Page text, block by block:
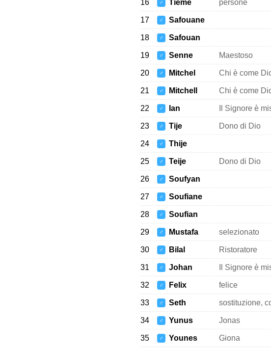
16 ♂ Tieme persone
17 ♂ Safouane
18 ♂ Safouan
19 ♂ Senne Maestoso
20 ♂ Mitchel Chi è come
21 ♂ Mitchell Chi è come
22 ♂ Ian Il Signore è
23 ♂ Tije Dono di Dio
24 ♂ Thije
25 ♂ Teije Dono di Dio
26 ♂ Soufyan
27 ♂ Soufiane
28 ♂ Soufian
29 ♂ Mustafa selezionato
30 ♂ Bilal Ristoratore
31 ♂ Johan Il Signore è
32 ♂ Felix felice
33 ♂ Seth sostituzione,
34 ♂ Yunus Jonas
35 ♂ Younes Giona